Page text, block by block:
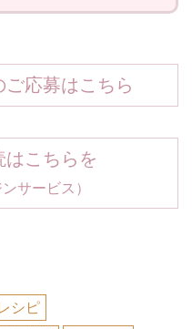
応募はこちら
はこちらを
サービス）
シピ